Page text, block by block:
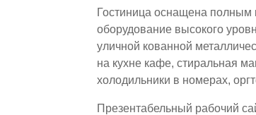
Гостиница оснащена полным
оборудование высокого
уличной кованной
на кухне кафе, стиральная
холодильники в номерах,
Презентабельный рабочий